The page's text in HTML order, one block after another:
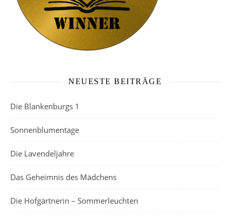
NEUESTE BEITRÄGE
Die Blankenburgs 1
Sonnenblumentage
Die Lavendeljahre
Das Geheimnis des Mädchens
Die Hofgärtnerin – Sommerleuchten